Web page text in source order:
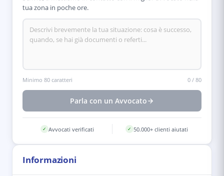
tua zona in poche ore.
Minimo 80 caratteri 0 / 80
Parla con un Avvocato
✓ Avvocati verificati ✓ 50.000+ clienti aiutati
Informazioni